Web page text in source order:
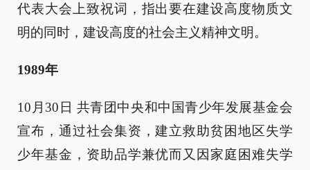
代表大会上致祝词，指出要在建设高度物质文
明的同时，建设高度的社会主义精神文明。
1989年
10月30日 共青团中央和中国青少年发展基金会
宣布，通过社会集资，建立救助贫困地区失学
少年基金，资助品学兼优而又因家庭困难失学